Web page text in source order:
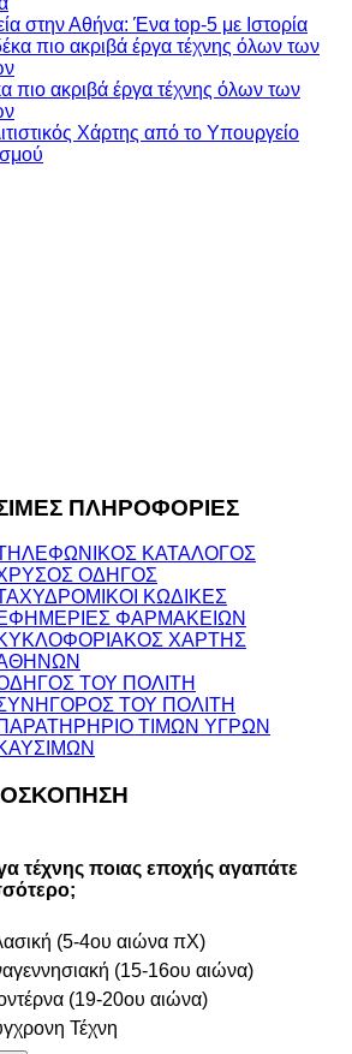
στην Αθήνα: Ένα top-5 με Ιστορία
πιο ακριβά έργα τέχνης όλων των
ΠΛΗΡΟΦΟΡΙΕΣ
ΚΑΤΑΛΟΓΟΣ
ΟΔΗΓΟΣ
ΚΩΔΙΚΕΣ
ΦΑΡΜΑΚΕΙΩΝ
ΧΑΡΤΗΣ
ΤΟΥ ΠΟΛΙΤΗ
ΤΟΥ ΠΟΛΙΤΗ
ΤΙΜΩΝ ΥΓΡΩΝ
τέχνης ποιας εποχής αγαπάτε
(5-4ου αιώνα πΧ)
(15-16ου αιώνα)
(19-20ου αιώνα)
Τέχνη